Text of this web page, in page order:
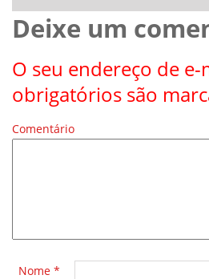
Deixe um
O seu endereço de
obrigatórios são
Comentário
Nome *